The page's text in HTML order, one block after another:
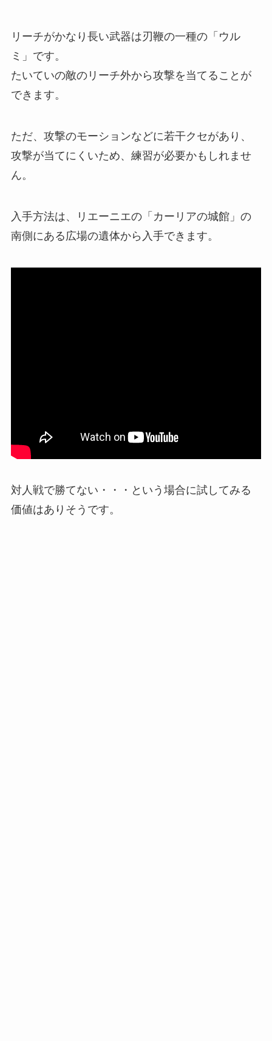
リーチがかなり長い武器は刃鞭の一種の「ウル
ミ」です。
たいていの敵のリーチ外から攻撃を当てることが
できます。
ただ、攻撃のモーションなどに若干クセがあり、
攻撃が当てにくいため、練習が必要かもしれませ
ん。
入手方法は、リエーニエの「カーリアの城館」の
南側にある広場の遺体から入手できます。
対人戦で勝てない・・・という場合に試してみる
価値はありそうです。